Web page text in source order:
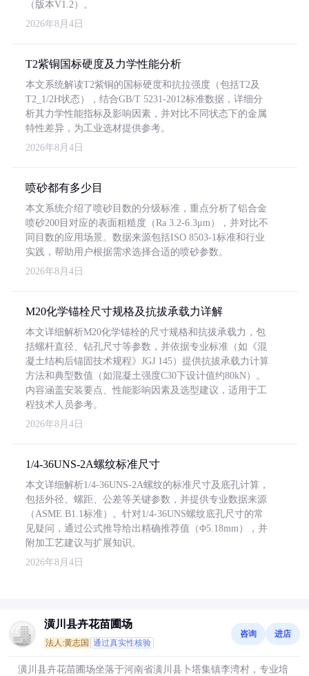
（版本V1.2）。
2026年8月4日
T2紫铜国标硬度及力学性能分析
本文系统解读T2紫铜的国标硬度和抗拉强度（包括T2及
T2_1/2H状态），结合GB/T 5231-2012标准数据，详细分
析其力学性能指标及影响因素，并对比不同状态下的金属
特性差异，为工业选材提供参考。
2026年8月4日
喷砂都有多少目
本文系统介绍了喷砂目数的分级标准，重点分析了铝合金
喷砂200目对应的表面粗糙度（Ra 3.2-6.3μm），并对比不
同目数的应用场景。数据来源包括ISO 8503-1标准和行业
实践，帮助用户根据需求选择合适的喷砂参数。
2026年8月4日
M20化学锚栓尺寸规格及抗拔承载力详解
本文详细解析M20化学锚栓的尺寸规格和抗拔承载力，包
括螺杆直径、钻孔尺寸等参数，并依据专业标准（如《混
凝土结构后锚固技术规程》JGJ 145）提供抗拔承载力计算
方法和典型数值（如混凝土强度C30下设计值约80kN）。
内容涵盖安装要点、性能影响因素及选型建议，适用于工
程技术人员参考。
2026年8月4日
1/4-36UNS-2A螺纹标准尺寸
本文详细解析1/4-36UNS-2A螺纹的标准尺寸及底孔计算，
包括外径、螺距、公差等关键参数，并提供专业数据来源
（ASME B1.1标准）。针对1/4-36UNS螺纹底孔尺寸的常
见疑问，通过公式推导给出精确推荐值（Φ5.18mm），并
附加工艺建议与扩展知识。
2026年8月4日
潢川县卉花苗圃场
法人:黄志国 通过真实性核验
咨询 进店
潢川县卉花苗圃场坐落于河南省潢川县卜塔集镇李湾村，专业培